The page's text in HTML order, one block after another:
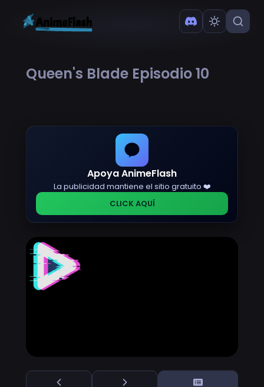
Queen's Blade Episodio 10
Apoya AnimeFlash
La publicidad mantiene el sitio gratuito ❤️
CLICK AQUÍ